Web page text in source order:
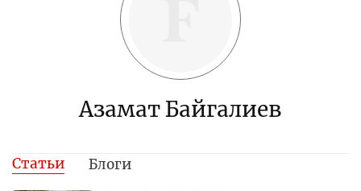
Азамат Байгалиев
Статьи Блоги